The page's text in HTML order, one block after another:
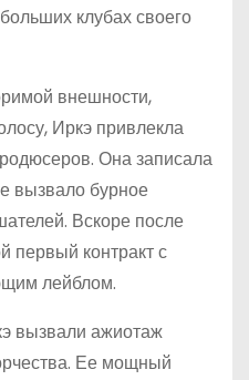
клубах своего
внешности,
Иркэ привлекла
Она записала
вызвало бурное
Вскоре после
первый контракт с
лейблом.
вызвали ажиотаж
Ее мощный